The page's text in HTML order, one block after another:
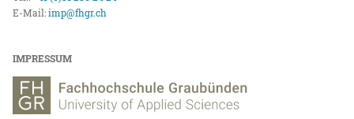
E-Mail:imp@fhgr.ch
IMPRESSUM